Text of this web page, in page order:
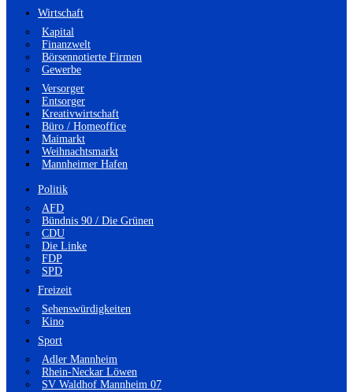
Wirtschaft
Kapital
Finanzwelt
Börsennotierte Firmen
Gewerbe
Versorger
Entsorger
Kreativwirtschaft
Büro / Homeoffice
Maimarkt
Weihnachtsmarkt
Mannheimer Hafen
Politik
AFD
Bündnis 90 / Die Grünen
CDU
Die Linke
FDP
SPD
Freizeit
Sehenswürdigkeiten
Kino
Sport
Adler Mannheim
Rhein-Neckar Löwen
SV Waldhof Mannheim 07